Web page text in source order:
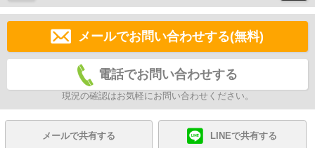
メールでお問い合わせする(無料)
電話でお問い合わせする
現況の確認はお気軽にお問い合わせください。
メールで共有する LINEで共有する